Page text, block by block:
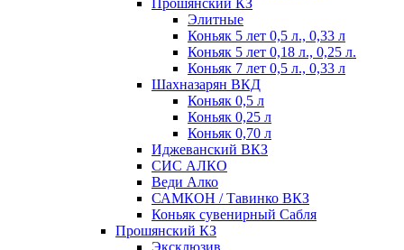
Прошянский КЗ
Элитные
Коньяк 5 лет 0,5 л., 0,33 л
Коньяк 5 лет 0,18 л., 0,25 л.
Коньяк 7 лет 0,5 л., 0,33 л
Шахназарян ВКД
Коньяк 0,5 л
Коньяк 0,25 л
Коньяк 0,70 л
Иджеванский ВКЗ
СИС АЛКО
Веди Алко
САМКОН / Тавинко ВКЗ
Коньяк сувенирный Сабля
Прошянский КЗ
Эксклюзив